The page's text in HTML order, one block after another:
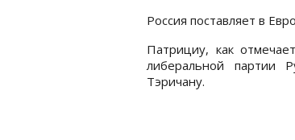
Россия поставляет в
Патрициу, как
либеральной партии
Тэричану.